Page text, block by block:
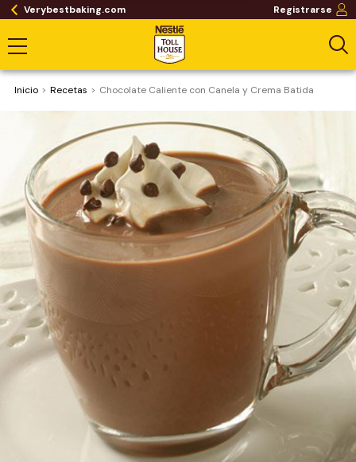
Verybestbaking.com Registrarse
Inicio Recetas Chocolate Caliente con Canela y Crema Batida